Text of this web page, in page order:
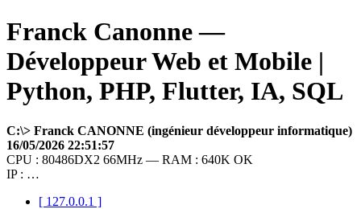
Franck Canonne —
Développeur Web et Mobile |
Python, PHP, Flutter, IA, SQL
C:\> Franck CANONNE (ingénieur développeur informatique)
16/05/2026 22:51:57
CPU : 80486DX2 66MHz — RAM : 640K OK
IP : …
[ 127.0.0.1 ]